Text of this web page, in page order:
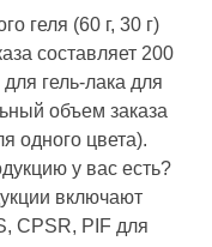
геля (60 г, 30 г)
составляет 200
гель-лака для
объем заказа
одного цвета).
у вас есть?
включают
CPSR, PIF для